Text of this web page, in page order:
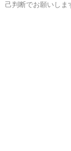
己判断でお願いしま